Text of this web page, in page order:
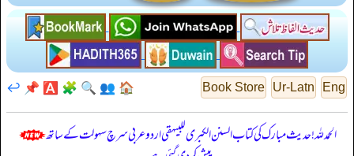
Eng
Ur-Latn
Book Store
🏠
👥
🔍
🧩
🅰️
📌
↩️
الحمدللہ! حدیث مبارک کی کتاب السنن الكبرى للبيهقي اردو عربی سرچ سہولت کے ساتھ